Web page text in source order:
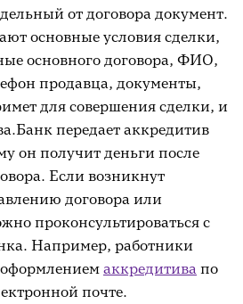
от договора документ.
основные условия сделки,
основного договора, ФИО,
продавца, документы,
для совершения сделки, и
передает аккредитив
он получит деньги после
Если возникнут
договора или
проконсультироваться с
Например, работники
оформлением аккредитива по
почте.